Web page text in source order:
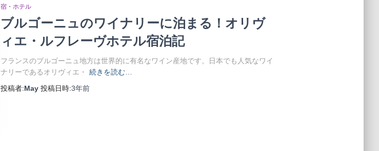
宿・ホテル
ブルゴーニュのワイナリーに泊まる！オリヴ
ィエ・ルフレーヴホテル宿泊記
フランスのブルゴーニュ地方は世界的に有名なワイン産地です。日本でも人気なワイ
ナリーであるオリヴィエ・
続きを読む…
投稿者:May投稿日時:3年前